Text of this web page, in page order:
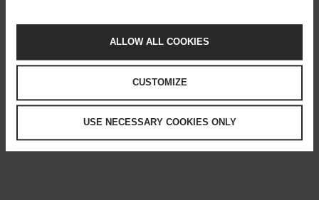
ALLOW ALL COOKIES
CUSTOMIZE
USE NECESSARY COOKIES ONLY
johtamisen tueksi
ajantasaisia, toteutuneita kustannuksia. Yhteistyössä
Solitan kanssa Pohde toteutti kustannuslaskennan
olevaa, nykyaikaista tietoallasta.